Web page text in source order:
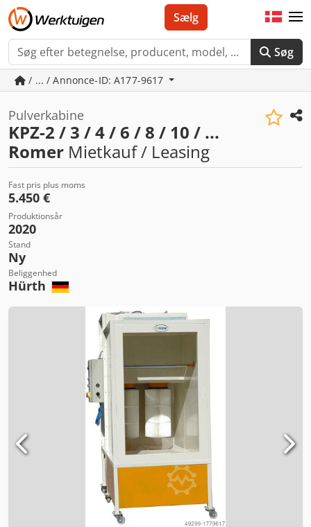
Søg
Sælg
/ ... / Annonce-ID: A177-9617
Pulverkabine
KPZ-2 / 3 / 4 / 6 / 8 / 10 / ...
Romer Mietkauf / Leasing
Fast pris plus moms
5.450 €
Produktionsår
2020
Stand
Ny
Beliggenhed
Hürth